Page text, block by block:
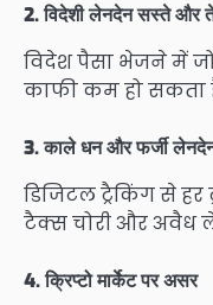
2. विदेशी लेनदेन सस्ते और
विदेश पैसा भेजने में
काफी कम हो सकता
3. काले धन और फर्जी
डिजिटल ट्रैकिंग से हर
टैक्स चोरी और अवैध
4. क्रिप्टो मार्केट पर असर